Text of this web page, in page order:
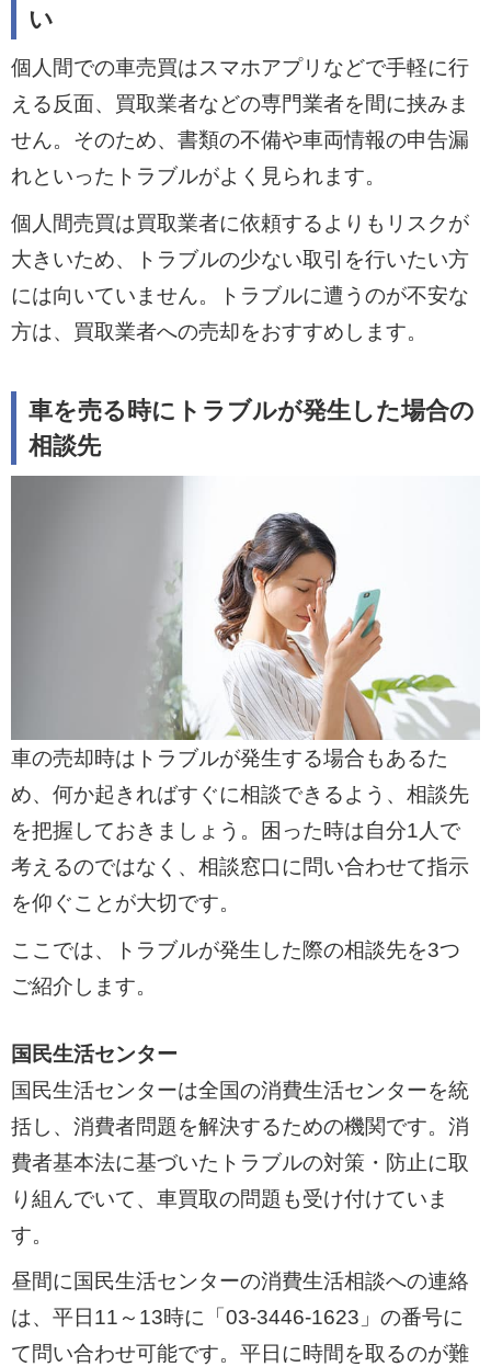
い
個人間での車売買はスマホアプリなどで手軽に行
える反面、買取業者などの専門業者を間に挟みま
せん。そのため、書類の不備や車両情報の申告漏
れといったトラブルがよく見られます。
個人間売買は買取業者に依頼するよりもリスクが
大きいため、トラブルの少ない取引を行いたい方
には向いていません。トラブルに遭うのが不安な
方は、買取業者への売却をおすすめします。
車を売る時にトラブルが発生した場合の
相談先
車の売却時はトラブルが発生する場合もあるた
め、何か起きればすぐに相談できるよう、相談先
を把握しておきましょう。困った時は自分1人で
考えるのではなく、相談窓口に問い合わせて指示
を仰ぐことが大切です。
ここでは、トラブルが発生した際の相談先を3つ
ご紹介します。
国民生活センター
国民生活センターは全国の消費生活センターを統
括し、消費者問題を解決するための機関です。消
費者基本法に基づいたトラブルの対策・防止に取
り組んでいて、車買取の問題も受け付けていま
す。
昼間に国民生活センターの消費生活相談への連絡
は、平日11～13時に「03-3446-1623」の番号に
て問い合わせ可能です。平日に時間を取るのが難